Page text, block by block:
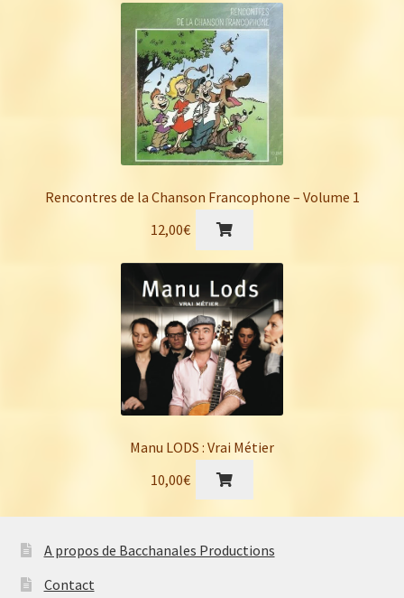
Rencontres de la Chanson Francophone – Volume 1
12,00€
Manu LODS : Vrai Métier
10,00€
A propos de Bacchanales Productions
Contact